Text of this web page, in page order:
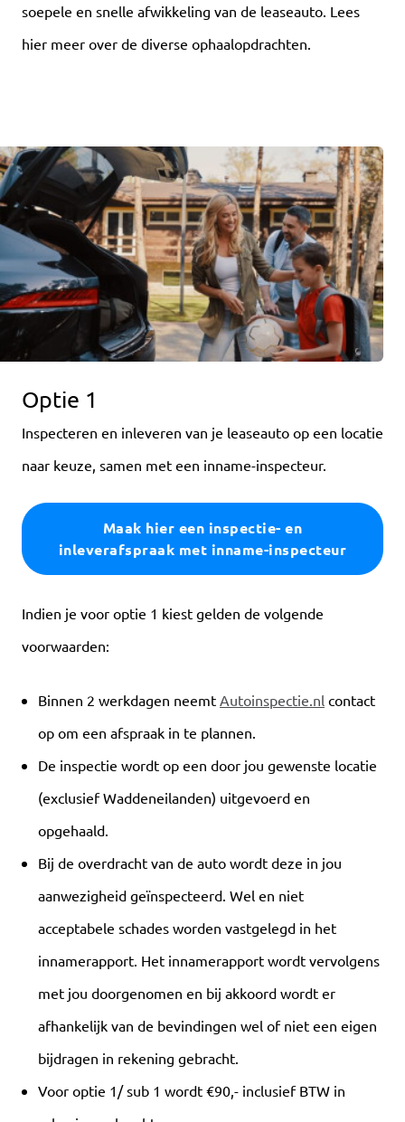
soepele en snelle afwikkeling van de leaseauto. Lees
hier meer over de diverse ophaalopdrachten.
Optie 1
Inspecteren en inleveren van je leaseauto op een locatie
naar keuze, samen met een inname-inspecteur.
Maak hier een inspectie- en
inleverafspraak met inname-inspecteur
Indien je voor optie 1 kiest gelden de volgende
voorwaarden:
Binnen 2 werkdagen neemt Autoinspectie.nl contact
op om een afspraak in te plannen.
De inspectie wordt op een door jou gewenste locatie
(exclusief Waddeneilanden) uitgevoerd en
opgehaald.
Bij de overdracht van de auto wordt deze in jou
aanwezigheid geïnspecteerd. Wel en niet
acceptabele schades worden vastgelegd in het
innamerapport. Het innamerapport wordt vervolgens
met jou doorgenomen en bij akkoord wordt er
afhankelijk van de bevindingen wel of niet een eigen
bijdragen in rekening gebracht.
Voor optie 1/ sub 1 wordt €90,- inclusief BTW in